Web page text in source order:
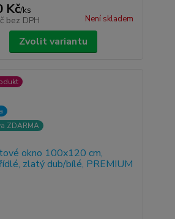
Kč/ks
bez DPH Není skladem
Zvolit variantu
ZDARMA